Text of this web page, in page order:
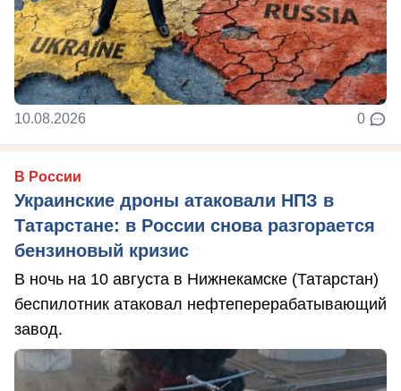
10.08.2026 0
В России
Украинские дроны атаковали НПЗ в
Татарстане: в России снова разгорается
бензиновый кризис
В ночь на 10 августа в Нижнекамске (Татарстан)
беспилотник атаковал нефтеперерабатывающий
завод.